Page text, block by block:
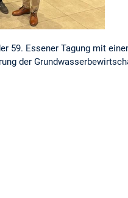
59. Essener Tagung mit
der